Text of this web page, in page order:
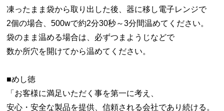
凍ったまま袋から取り出した後、器に移し電子レンジで
2個の場合、500wで約2分30秒～3分間温めてください。
袋のまま温める場合は、必ずつまようじなどで
数か所穴を開けてから温めてください。
■めし徳
「お客様に満足いただく事を第一に考え、
安心・安全な製品を提供、信頼される会社であり続ける。